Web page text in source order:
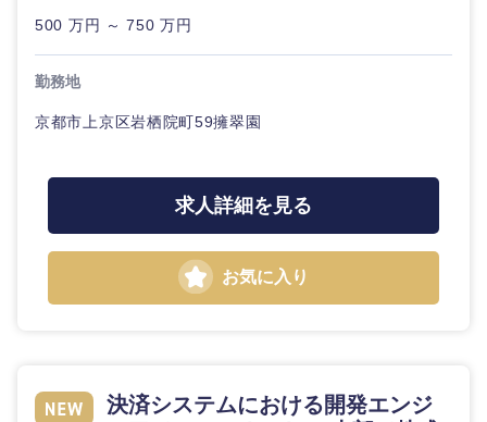
500 万円 ～ 750 万円
勤務地
京都市上京区岩栖院町59擁翠園
求人詳細を見る
お気に入り
決済システムにおける開発エンジ